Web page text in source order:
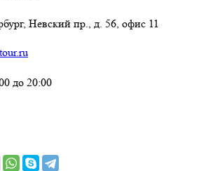
Невский пр., д. 56, офис 11
до 20:00